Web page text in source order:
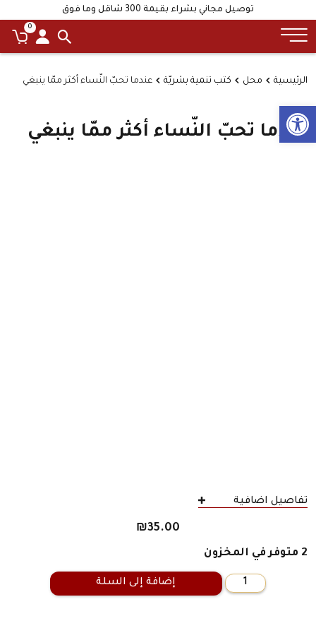
Open toolbar
توصيل مجاني بشراء بقيمة 300 شاقل وما فوق
0
الرئيسية محل كتب تنمية بشريّة عندما تحبّ النّساء أكثر ممّا ينبغي
عندما تحبّ النّساء أكثر ممّا ينبغي
تفاصيل اضافية
₪35.00
2 متوفر في المخزون
كمية
إضافة إلى السلة